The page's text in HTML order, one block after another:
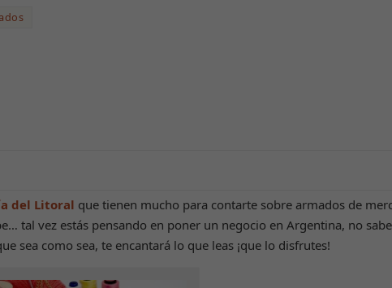
del Litoral que tienen mucho para contarte sobre armados de
tal vez estás pensando en poner un negocio en Argentina, no
sea como sea, te encantará lo que leas ¡que lo disfrutes!